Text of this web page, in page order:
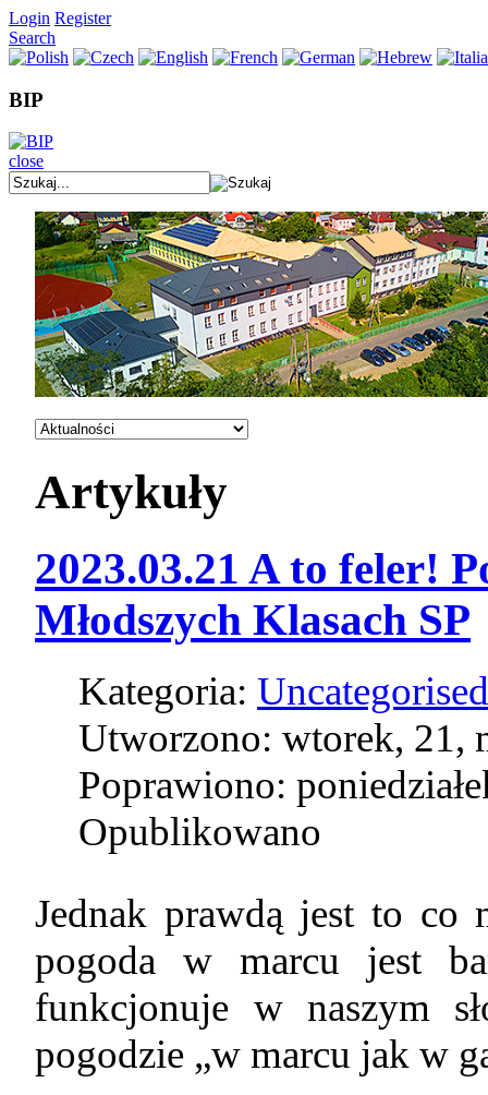
Login Register
Search
BIP
close
Artykuły
2023.03.21 A to feler!
Młodszych Klasach SP
Kategoria:
Utworzono: wtorek, 21,
Poprawiono:
Opublikowano
Jednak prawdą jest to co
pogoda w marcu jest
funkcjonuje w naszym
pogodzie „w marcu jak w